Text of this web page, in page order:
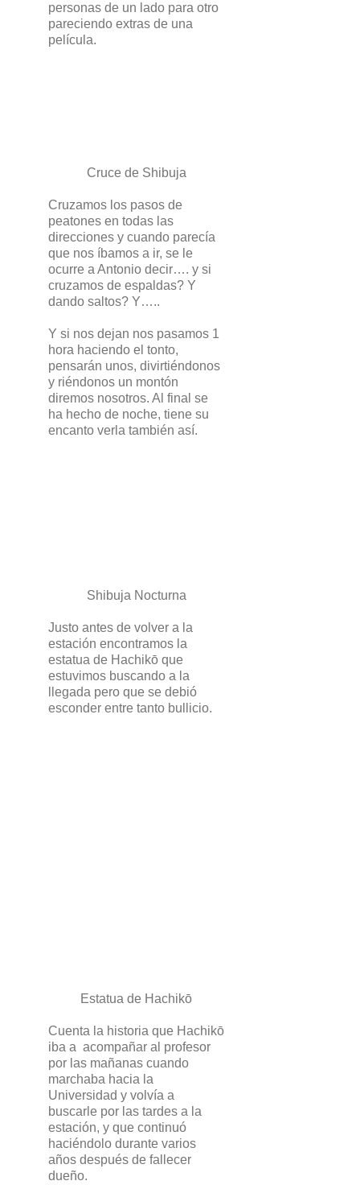
personas de un lado para otro
pareciendo extras de una
película.
Cruce de Shibuja
Cruzamos los pasos de
peatones en todas las
direcciones y cuando parecía
que nos íbamos a ir, se le
ocurre a Antonio decir…. y si
cruzamos de espaldas? Y
dando saltos? Y…..
Y si nos dejan nos pasamos 1
hora haciendo el tonto,
pensarán unos, divirtiéndonos
y riéndonos un montón
diremos nosotros. Al final se
ha hecho de noche, tiene su
encanto verla también así.
Shibuja Nocturna
Justo antes de volver a la
estación encontramos la
estatua de Hachikō que
estuvimos buscando a la
llegada pero que se debió
esconder entre tanto bullicio.
Estatua de Hachikō
Cuenta la historia que Hachikō
iba a acompañar al profesor
por las mañanas cuando
marchaba hacia la
Universidad y volvía a
buscarle por las tardes a la
estación, y que continuó
haciéndolo durante varios
años después de fallecer
dueño.